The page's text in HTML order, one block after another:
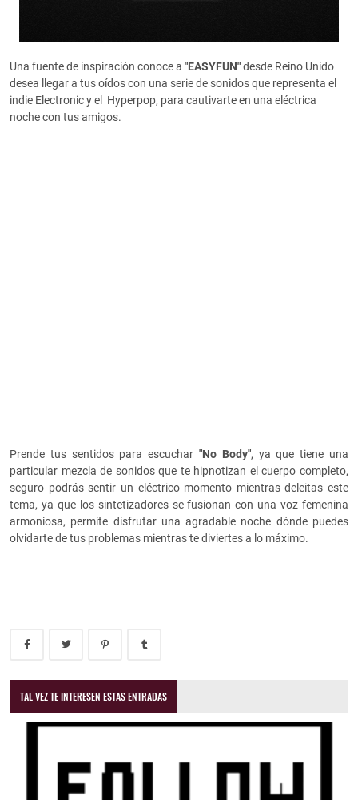
Una fuente de inspiración conoce a "EASYFUN"desde Reino Unido
desea llegar a tus oídos con una serie de sonidos que representa el
indie Electronic y el Hyperpop, para cautivarte en una eléctrica
noche con tus amigos.
Prende tus sentidos para escuchar "No Body", ya que tiene una
particular mezcla de sonidos que te hipnotizan el cuerpo completo,
seguro podrás sentir un eléctrico momento mientras deleitas este
tema, ya que los sintetizadores se fusionan con una voz femenina
armoniosa, permite disfrutar una agradable noche dónde puedes
olvidarte de tus problemas mientras te diviertes a lo máximo.
TAL VEZ TE INTERESEN ESTAS ENTRADAS